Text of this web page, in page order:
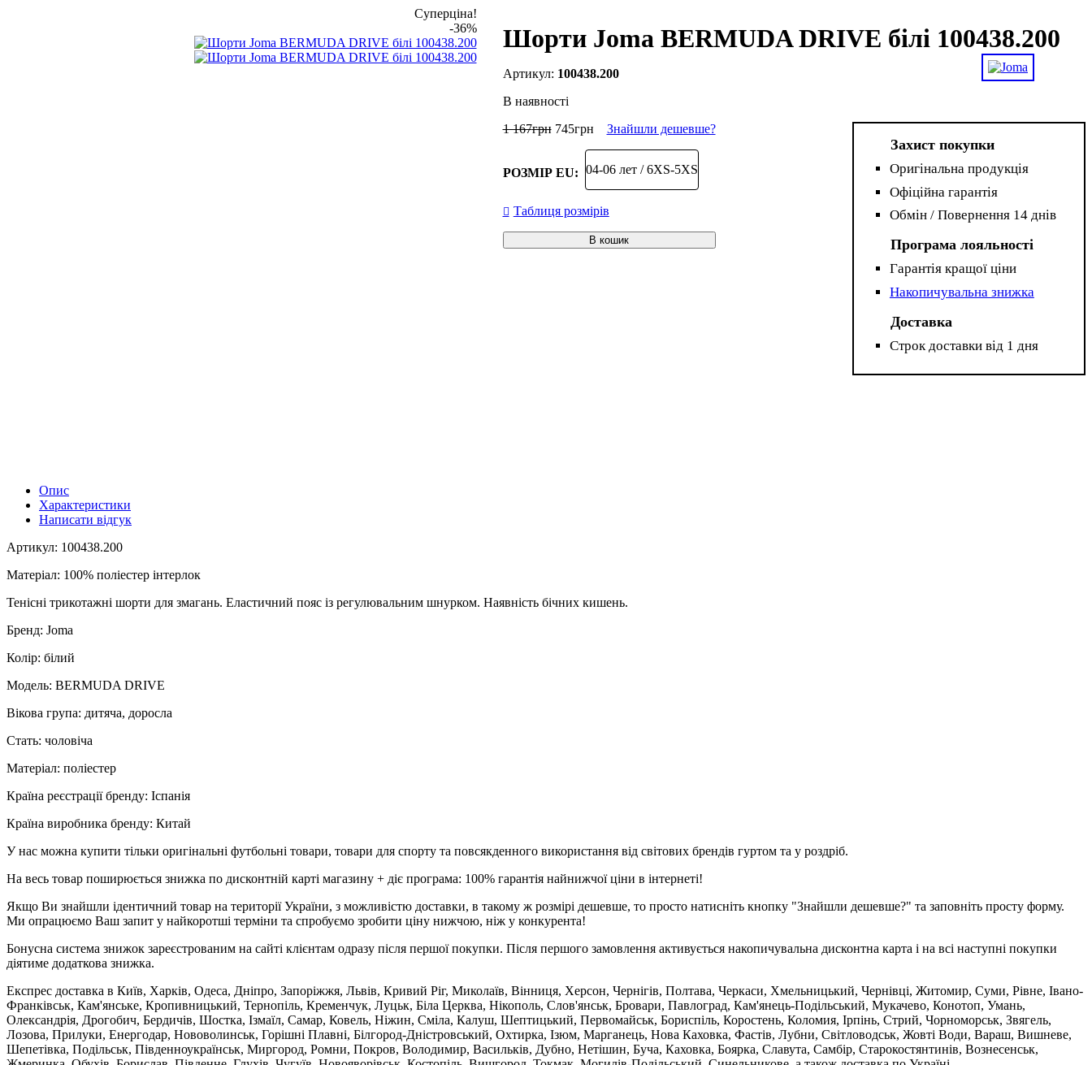
Суперціна!
-36%
Шорти Joma BERMUDA DRIVE білі 100438.200
100438.200
В наявності
1 167грн 745грн Знайшли дешевше?
РОЗМІР EU: 04-06 лет / 6XS-5XS
Таблиця розмірів
В кошик
Захист покупки
Оригінальна продукція
Офіційна гарантія
Обмін / Повернення 14 днів
Програма лояльності
Гарантія кращої ціни
Накопичувальна знижка
Доставка
Строк доставки від 1 дня
Опис
Характеристики
Написати відгук
Артикул: 100438.200
Матеріал: 100% поліестер інтерлок
Тенісні трикотажні шорти для змагань. Еластичний пояс із регулювальним шнурком. Наявність бічних кишень.
Бренд: Joma
Колір: білий
Модель: BERMUDA DRIVE
Вікова група: дитяча, доросла
Стать: чоловіча
Матеріал: поліестер
Країна реєстрації бренду: Іспанія
Країна виробника бренду: Китай
У нас можна купити тільки оригінальні футбольні товари, товари для спорту та повсякденного використання від світових брендів гуртом та у роздріб.
На весь товар поширюється знижка по дисконтній карті магазину + діє програма: 100% гарантія найнижчої ціни в інтернеті!
Якщо Ви знайшли ідентичний товар на території України, з можливістю доставки, в такому ж розмірі дешевше, то просто натисніть кнопку "Знайшли дешевше?" та заповніть просту форму.
Ми опрацюємо Ваш запит у найкоротші терміни та спробуємо зробити ціну нижчою, ніж у конкурента!
Бонусна система знижок зареєстрованим на сайті клієнтам одразу після першої покупки. Після першого замовлення активується накопичувальна дисконтна карта і на всі наступні покупки
діятиме додаткова знижка.
Експрес доставка в Київ, Харків, Одеса, Дніпро, Запоріжжя, Львів, Кривий Ріг, Миколаїв, Вінниця, Херсон, Чернігів, Полтава, Черкаси, Хмельницький, Чернівці, Житомир, Суми, Рівне, Івано-
Франківськ, Кам'янське, Кропивницький, Тернопіль, Кременчук, Луцьк, Біла Церква, Нікополь, Слов'янськ, Бровари, Павлоград, Кам'янець-Подільський, Мукачево, Конотоп, Умань,
Олександрія, Дрогобич, Бердичів, Шостка, Ізмаїл, Самар, Ковель, Ніжин, Сміла, Калуш, Шептицький, Первомайськ, Бориспіль, Коростень, Коломия, Ірпінь, Стрий, Чорноморськ, Звягель,
Лозова, Прилуки, Енергодар, Нововолинськ, Горішні Плавні, Білгород-Дністровський, Охтирка, Ізюм, Марганець, Нова Каховка, Фастів, Лубни, Світловодськ, Жовті Води, Вараш, Вишневе,
Шепетівка, Подільськ, Південноукраїнськ, Миргород, Ромни, Покров, Володимир, Васильків, Дубно, Нетішин, Буча, Каховка, Боярка, Славута, Самбір, Старокостянтинів, Вознесенськ,